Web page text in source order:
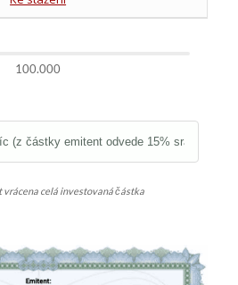
100.000
vrácena celá investovaná částka